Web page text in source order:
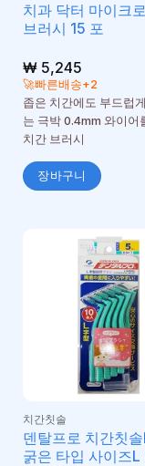
치과 닥터 마이크
브러시 15 포
₩5,245
🚀빠른배송+2
좁은 치간에도 부드럽
는 극박 0.4mm 와이어
치간 브러시
장바구니
치간칫솔
덴탈프로 치간칫
굵은 타입 사이즈L